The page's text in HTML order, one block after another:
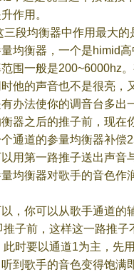
作用。
三段均衡器中作用最大
均衡器，一个是himid高
围一般是200~6000hz
他的声音也不是很亮，
办法使你的调音台多出
器之后的推子前，现在
通道的参量均衡器补偿
用第一路推子送出声音
均衡器对歌手的音色作
，你可以从歌手通道的
推子前，这样这一路推
此时要以通道1为主，先
到歌手的音色变得饱满